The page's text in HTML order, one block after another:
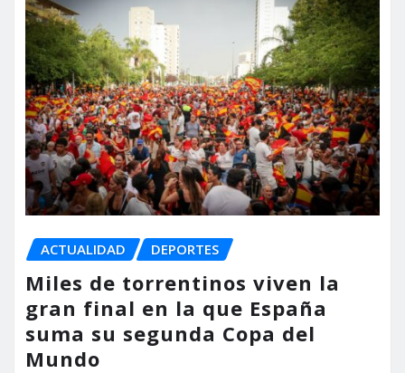
ACTUALIDAD DEPORTES
Miles de torrentinos viven la
gran final en la que España
suma su segunda Copa del
Mundo